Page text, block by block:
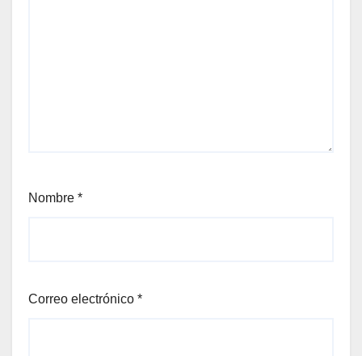
Nombre *
Correo electrónico *